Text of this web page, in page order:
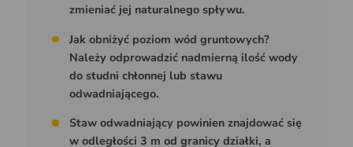
zmieniać jej naturalnego spływu.
Jak obniżyć poziom wód gruntowych?
Należy odprowadzić nadmierną ilość wody
do studni chłonnej lub stawu
odwadniającego.
Staw odwadniający powinien znajdować się
w odległości 3 m od granicy działki, a